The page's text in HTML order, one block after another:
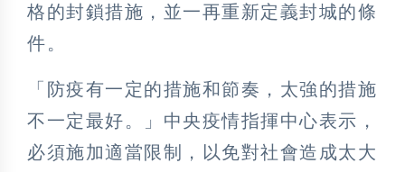
格的封鎖措施，並一再重新定義封城的條
件。
「防疫有一定的措施和節奏，太強的措施
不一定最好。」中央疫情指揮中心表示，
必須施加適當限制，以免對社會造成太大